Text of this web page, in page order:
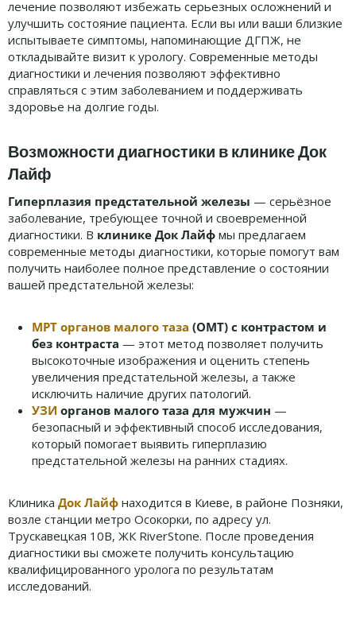
лечение позволяют избежать серьезных осложнений и
улучшить состояние пациента. Если вы или ваши близкие
испытываете симптомы, напоминающие ДГПЖ, не
откладывайте визит к урологу. Современные методы
диагностики и лечения позволяют эффективно
справляться с этим заболеванием и поддерживать
здоровье на долгие годы.
Возможности диагностики в клинике Док
Лайф
Гиперплазия предстательной железы — серьёзное
заболевание, требующее точной и своевременной
диагностики. В клинике Док Лайф мы предлагаем
современные методы диагностики, которые помогут вам
получить наиболее полное представление о состоянии
вашей предстательной железы:
МРТ органов малого таза (ОМТ) с контрастом и
без контраста — этот метод позволяет получить
высокоточные изображения и оценить степень
увеличения предстательной железы, а также
исключить наличие других патологий.
УЗИ органов малого таза для мужчин —
безопасный и эффективный способ исследования,
который помогает выявить гиперплазию
предстательной железы на ранних стадиях.
Клиника Док Лайф находится в Киеве, в районе Позняки,
возле станции метро Осокорки, по адресу ул.
Трускавецкая 10В, ЖК RiverStone. После проведения
диагностики вы сможете получить консультацию
квалифицированного уролога по результатам
исследований.